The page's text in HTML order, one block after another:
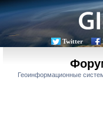
Twitter
Геоинформационные